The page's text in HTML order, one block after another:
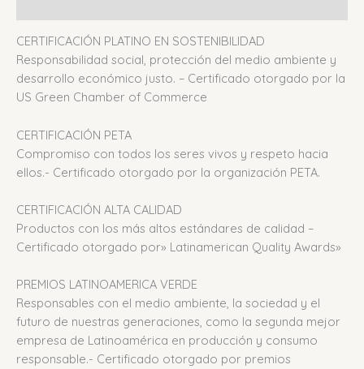
CERTIFICACIÓN PLATINO EN SOSTENIBILIDAD
Responsabilidad social, protección del medio ambiente y
desarrollo económico justo. – Certificado otorgado por la
US Green Chamber of Commerce
CERTIFICACIÓN PETA
Compromiso con todos los seres vivos y respeto hacia
ellos.- Certificado otorgado por la organización PETA.
CERTIFICACIÓN ALTA CALIDAD
Productos con los más altos estándares de calidad –
Certificado otorgado por» Latinamerican Quality Awards»
PREMIOS LATINOAMERICA VERDE
Responsables con el medio ambiente, la sociedad y el
futuro de nuestras generaciones, como la segunda mejor
empresa de Latinoamérica en producción y consumo
responsable.- Certificado otorgado por premios